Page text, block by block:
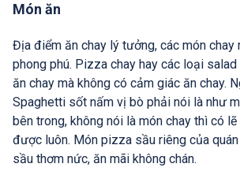
Món ăn
Địa điểm ăn chay lý tưởng, các món chay
phong phú. Pizza chay hay các loại salad
ăn chay mà không có cảm giác ăn chay.
Spaghetti sốt nấm vị bò phải nói là như
bên trong, không nói là món chay thì có
được luôn. Món pizza sầu riêng của
sầu thơm nức, ăn mãi không chán.